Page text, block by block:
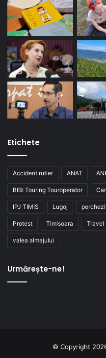
Etichete
Accident rutier ANAT
BIBI Touring Touroperator
IPJ TIMIS Lugoj
Protest Timisoara Travel
valea almajului
Urmărește-ne!
© Copyright